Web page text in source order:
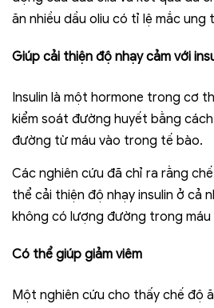
ăn nhiều dầu oliu có tỉ lệ mắc ung
Giúp cải thiện độ nhạy cảm với
Insulin là một hormone trong cơ
kiểm soát đường huyết bằng
đường từ máu vào trong tế bào.
Các nghiên cứu đã chỉ ra rằng
thể cải thiện độ nhạy insulin ở cả
không có lượng đường trong máu
Có thể giúp giảm viêm
Một nghiên cứu cho thấy chế độ